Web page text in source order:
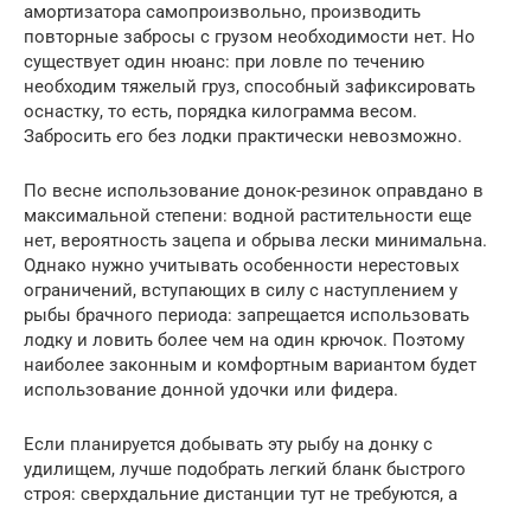
амортизатора самопроизвольно, производить
повторные забросы с грузом необходимости нет. Но
существует один нюанс: при ловле по течению
необходим тяжелый груз, способный зафиксировать
оснастку, то есть, порядка килограмма весом.
Забросить его без лодки практически невозможно.
По весне использование донок-резинок оправдано в
максимальной степени: водной растительности еще
нет, вероятность зацепа и обрыва лески минимальна.
Однако нужно учитывать особенности нерестовых
ограничений, вступающих в силу с наступлением у
рыбы брачного периода: запрещается использовать
лодку и ловить более чем на один крючок. Поэтому
наиболее законным и комфортным вариантом будет
использование донной удочки или фидера.
Если планируется добывать эту рыбу на донку с
удилищем, лучше подобрать легкий бланк быстрого
строя: сверхдальние дистанции тут не требуются, а